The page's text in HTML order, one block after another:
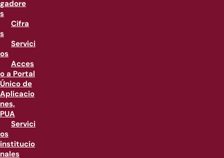
gadore
s
Cifra
s
Servici
os
Acces
o a Portal
Único de
Aplicacio
nes,
PUA
Servici
os
institucio
nales